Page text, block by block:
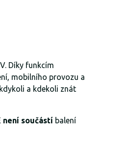
Díky funkcím
mobilního provozu a
a kdekoli znát
není součástí balení